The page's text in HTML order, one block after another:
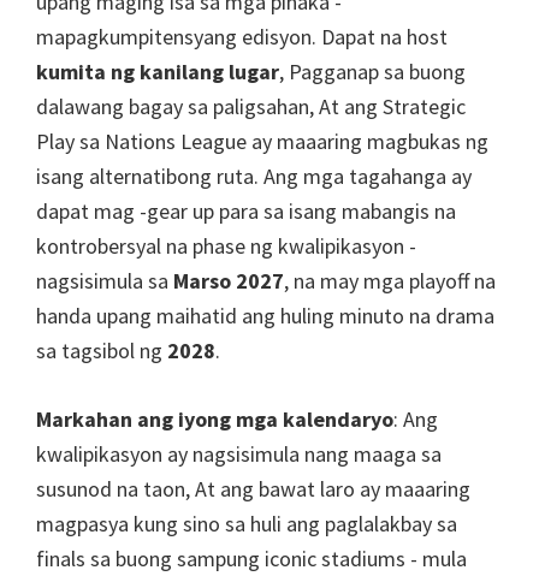
mapagkumpitensyang edisyon. Dapat na host
kumita ng kanilang lugar, Pagganap sa buong
dalawang bagay sa paligsahan, At ang Strategic
Play sa Nations League ay maaaring magbukas ng
isang alternatibong ruta. Ang mga tagahanga ay
dapat mag -gear up para sa isang mabangis na
kontrobersyal na phase ng kwalipikasyon -
nagsisimula sa Marso 2027, na may mga playoff na
handa upang maihatid ang huling minuto na drama
sa tagsibol ng 2028.
Markahan ang iyong mga kalendaryo: Ang
kwalipikasyon ay nagsisimula nang maaga sa
susunod na taon, At ang bawat laro ay maaaring
magpasya kung sino sa huli ang paglalakbay sa
finals sa buong sampung iconic stadiums - mula